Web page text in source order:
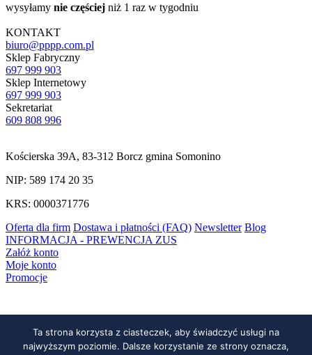
wysyłamy nie częściej niż 1 raz w tygodniu
KONTAKT
biuro@pppp.com.pl
Sklep Fabryczny
697 999 903
Sklep Internetowy
697 999 903
Sekretariat
609 808 996
Kościerska 39A, 83-312 Borcz gmina Somonino
NIP: 589 174 20 35
KRS: 0000371776
Oferta dla firm Dostawa i płatności (FAQ) Newsletter Blog
INFORMACJA - PREWENCJA ZUS
Załóż konto
Moje konto
Promocje
Ta strona korzysta z ciasteczek, aby świadczyć usługi na
najwyższym poziomie. Dalsze korzystanie ze strony oznacza,